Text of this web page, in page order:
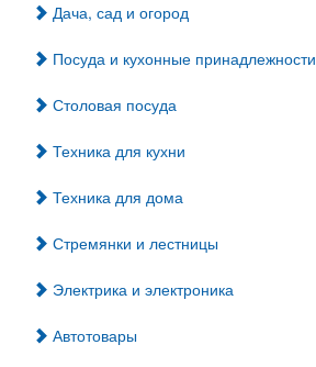
Дача, сад и огород
Посуда и кухонные принадлежности
Столовая посуда
Техника для кухни
Техника для дома
Стремянки и лестницы
Электрика и электроника
Автотовары